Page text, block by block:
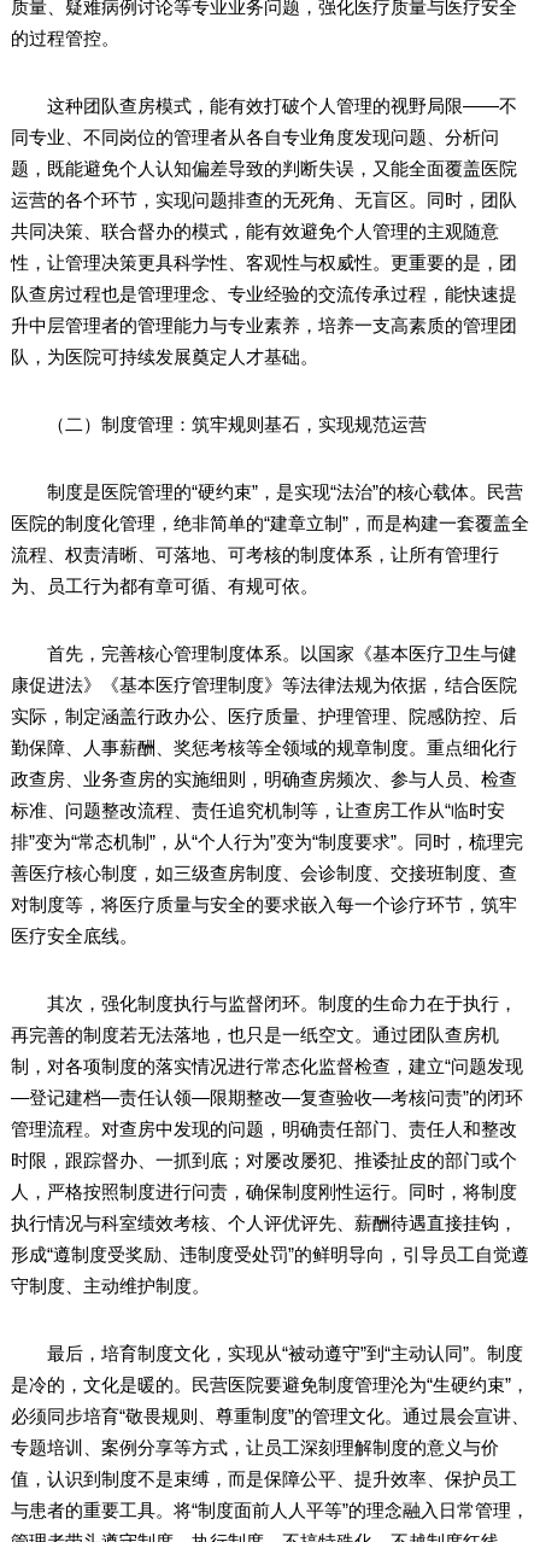
质量、疑难病例讨论等专业业务问题，强化医疗质量与医疗安全
的过程管控。
这种团队查房模式，能有效打破个人管理的视野局限——不
同专业、不同岗位的管理者从各自专业角度发现问题、分析问
题，既能避免个人认知偏差导致的判断失误，又能全面覆盖医院
运营的各个环节，实现问题排查的无死角、无盲区。同时，团队
共同决策、联合督办的模式，能有效避免个人管理的主观随意
性，让管理决策更具科学性、客观性与权威性。更重要的是，团
队查房过程也是管理理念、专业经验的交流传承过程，能快速提
升中层管理者的管理能力与专业素养，培养一支高素质的管理团
队，为医院可持续发展奠定人才基础。
（二）制度管理：筑牢规则基石，实现规范运营
制度是医院管理的“硬约束”，是实现“法治”的核心载体。民营
医院的制度化管理，绝非简单的“建章立制”，而是构建一套覆盖全
流程、权责清晰、可落地、可考核的制度体系，让所有管理行
为、员工行为都有章可循、有规可依。
首先，完善核心管理制度体系。以国家《基本医疗卫生与健
康促进法》《基本医疗管理制度》等法律法规为依据，结合医院
实际，制定涵盖行政办公、医疗质量、护理管理、院感防控、后
勤保障、人事薪酬、奖惩考核等全领域的规章制度。重点细化行
政查房、业务查房的实施细则，明确查房频次、参与人员、检查
标准、问题整改流程、责任追究机制等，让查房工作从“临时安
排”变为“常态机制”，从“个人行为”变为“制度要求”。同时，梳理完
善医疗核心制度，如三级查房制度、会诊制度、交接班制度、查
对制度等，将医疗质量与安全的要求嵌入每一个诊疗环节，筑牢
医疗安全底线。
其次，强化制度执行与监督闭环。制度的生命力在于执行，
再完善的制度若无法落地，也只是一纸空文。通过团队查房机
制，对各项制度的落实情况进行常态化监督检查，建立“问题发现
—登记建档—责任认领—限期整改—复查验收—考核问责”的闭环
管理流程。对查房中发现的问题，明确责任部门、责任人和整改
时限，跟踪督办、一抓到底；对屡改屡犯、推诿扯皮的部门或个
人，严格按照制度进行问责，确保制度刚性运行。同时，将制度
执行情况与科室绩效考核、个人评优评先、薪酬待遇直接挂钩，
形成“遵制度受奖励、违制度受处罚”的鲜明导向，引导员工自觉遵
守制度、主动维护制度。
最后，培育制度文化，实现从“被动遵守”到“主动认同”。制度
是冷的，文化是暖的。民营医院要避免制度管理沦为“生硬约束”，
必须同步培育“敬畏规则、尊重制度”的管理文化。通过晨会宣讲、
专题培训、案例分享等方式，让员工深刻理解制度的意义与价
值，认识到制度不是束缚，而是保障公平、提升效率、保护员工
与患者的重要工具。将“制度面前人人平等”的理念融入日常管理，